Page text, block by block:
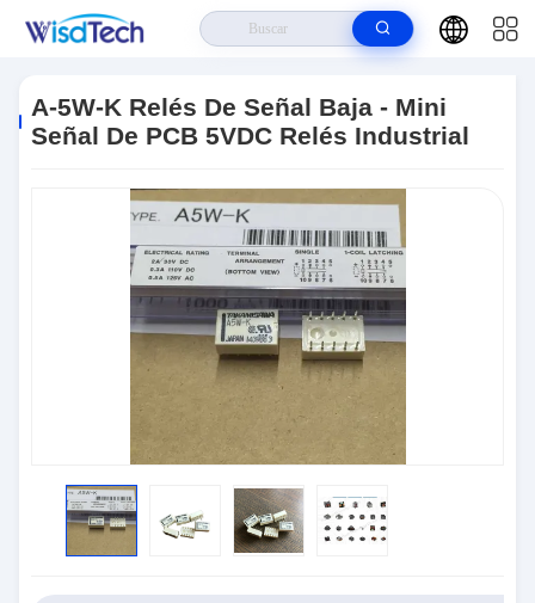
Baja - Mini Señal De PCB 5VDC Relés Industrial
A-5W-K Relés De Señal Baja - Mini
Señal De PCB 5VDC Relés Industrial